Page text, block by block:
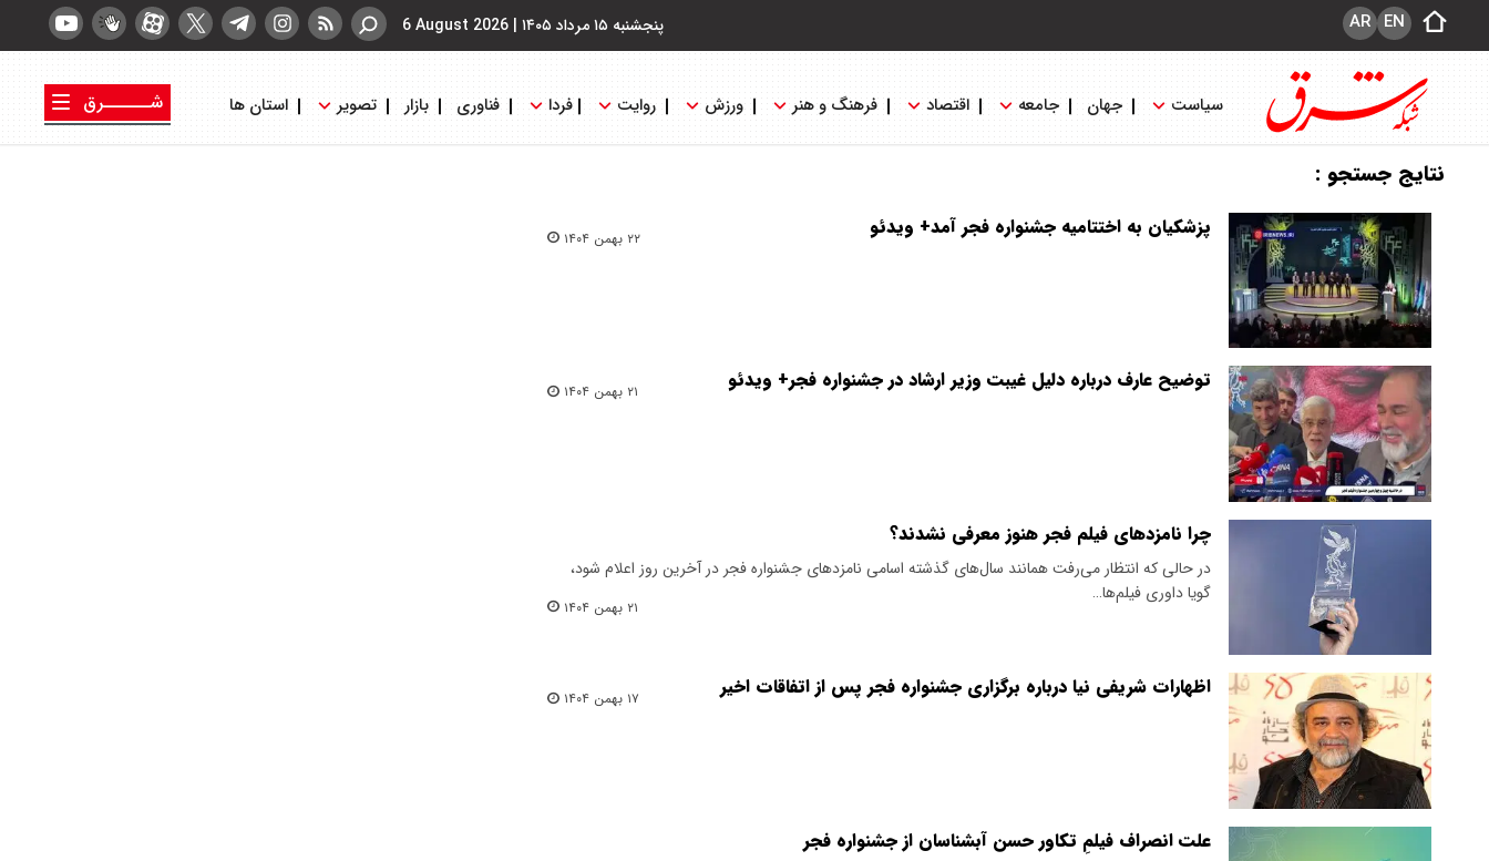
پنجشنبه ۱۵ مرداد ۱۴۰۵ |
6 August 2026 EN
AR
سیاست جهان جامعه اقتصاد فرهنگ و هنر ورزش روایت فردا فناوری بازار تصویر استان ها
شــــــرق
نتایج جستجو :
پزشکیان به اختتامیه جشنواره فجر آمد+ ویدئو ۲۲ بهمن ۱۴۰۴
توضیح عارف درباره دلیل غیبت وزیر ارشاد در جشنواره فجر+ ویدئو ۲۱ بهمن ۱۴۰۴
چرا نامزدهای فیلم فجر هنوز معرفی نشدند؟
در حالی که انتظار می‌رفت همانند سال‌های گذشته اسامی نامزدهای جشنواره فجر در آخرین روز اعلام شود،
گویا داوری فیلم‌ها…
۲۱ بهمن ۱۴۰۴
اظهارات شریفی نیا درباره برگزاری جشنواره فجر پس از اتفاقات اخیر ۱۷ بهمن ۱۴۰۴
علت انصراف فیلمِ تکاور حسن آبشناسان از جشنواره فجر